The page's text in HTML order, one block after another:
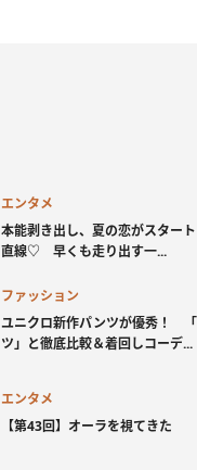
エンタメ
本能剥き出し、夏の恋がスター
直線♡ 早くも走り出す一...
ファッション
ユニクロ新作パンツが優秀！
ツ」と徹底比較＆着回しコーデ...
エンタメ
【第43回】オーラを視てきた